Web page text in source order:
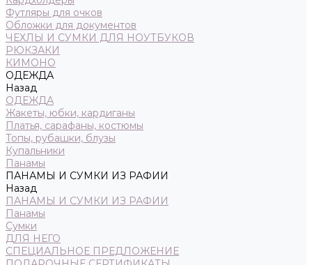
Футляры для очков
Обложки для документов
ЧЕХЛЫ И СУМКИ ДЛЯ НОУТБУКОВ
РЮКЗАКИ
КИМОНО
ОДЕЖДА
Назад
ОДЕЖДА
Жакеты, юбки, кардиганы
Платья, сарафаны, костюмы
Топы, рубашки, блузы
Купальники
Панамы
ПАНАМЫ И СУМКИ ИЗ РАФИИ
Назад
ПАНАМЫ И СУМКИ ИЗ РАФИИ
Панамы
Сумки
ДЛЯ НЕГО
СПЕЦИАЛЬНОЕ ПРЕДЛОЖЕНИЕ